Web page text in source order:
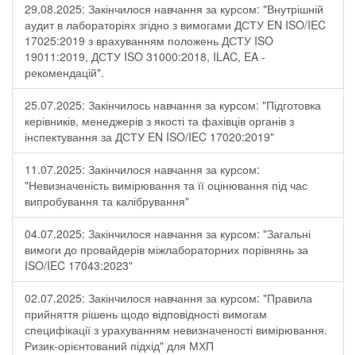
29.08.2025: Закінчилося навчання за курсом: "Внутрішній
аудит в лабораторіях згідно з вимогами ДСТУ EN ISO/IEC
17025:2019 з врахуванням положень ДСТУ ISO
19011:2019, ДСТУ ISO 31000:2018, ILAC, EA -
рекомендацій".
25.07.2025: Закінчилось навчання за курсом: "Підготовка
керівників, менеджерів з якості та фахівців органів з
інспектування за ДСТУ EN ISO/IEC 17020:2019"
11.07.2025: Закінчилося навчання за курсом:
"Невизначеність вимірювання та її оцінювання під час
випробування та калібрування"
04.07.2025: Закінчилося навчання за курсом: "Загальні
вимоги до провайдерів міжлабораторних порівнянь за
ISO/IEC 17043:2023"
02.07.2025: Закінчилося навчання за курсом: "Правила
прийняття рішень щодо відповідності вимогам
специфікації з урахуванням невизначеності вимірювання.
Ризик-орієнтований підхід" для МХП